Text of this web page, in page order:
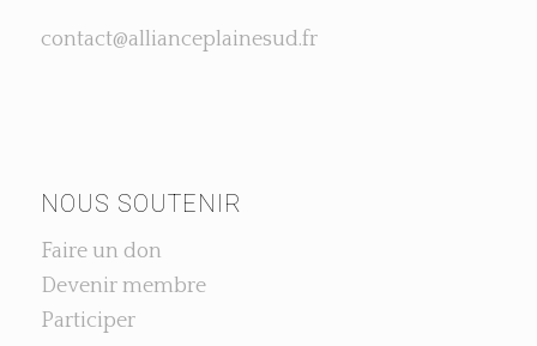
contact@allianceplainesud.fr
NOUS SOUTENIR
Faire un don
Devenir membre
Participer